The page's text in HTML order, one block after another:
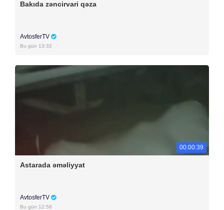
Bakıda zəncirvari qəza
AvtosferTV
Bu gün 13:32
00:00:39
Astarada əməliyyat
AvtosferTV
Bu gün 12:58